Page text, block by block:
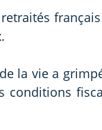
la vie a
conditions